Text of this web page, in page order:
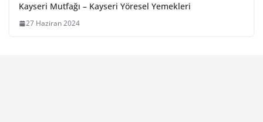
Kayseri Mutfağı – Kayseri Yöresel Yemekleri
27 Haziran 2024